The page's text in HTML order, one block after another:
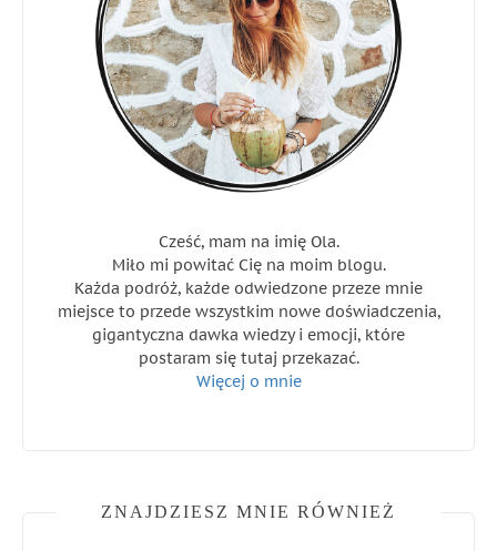
Cześć, mam na imię Ola.
Miło mi powitać Cię na moim blogu.
Każda podróż, każde odwiedzone przeze mnie
miejsce to przede wszystkim nowe doświadczenia,
gigantyczna dawka wiedzy i emocji, które
postaram się tutaj przekazać.
Więcej o mnie
ZNAJDZIESZ MNIE RÓWNIEŻ